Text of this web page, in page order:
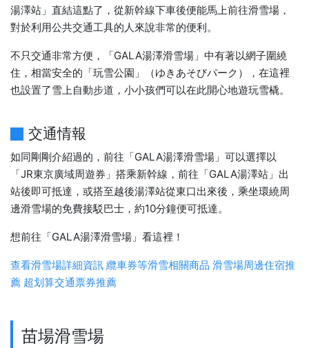
湯澤站」直結這點了，從新幹線下車後便能馬上前往滑雪場，
對於利用公共交通工具的人來說非常的便利。
不只交通非常方便，「GALA湯澤滑雪場」中有著以網子圍繞
住，相當安全的「玩雪公園」（ゆきあそびパーク），在這裡
也設置了雪上自動步道，小小孩們可以在此開心地遊玩雪橇。
交通情報
如同剛剛介紹過的，前往「GALA湯澤滑雪場」可以選擇以
「JR東京廣域周遊券」搭乘新幹線，前往「GALA湯澤站」出
站後即可抵達，或搭至越後湯澤站從東口出來後，乘坐環繞周
邊滑雪場的免費接駁巴士，約10分鐘便可抵達。
想前往「GALA湯澤滑雪場」看這裡！
查看滑雪場詳細資訊 纜車券等滑雪相關商品 滑雪場周邊住宿推
薦 超划算交通票券推薦
苗場滑雪場